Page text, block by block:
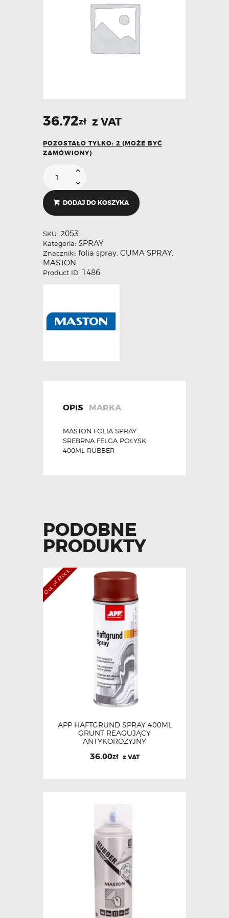
36.72zł z VAT
POZOSTAŁO TYLKO: 2 (MOŻE BYĆ
ZAMÓWIONY)
DODAJ DO KOSZYKA
SKU: 2053
Kategoria: SPRAY
Znaczniki: folia spray, GUMA SPRAY,
MASTON
Product ID: 1486
OPIS MARKA
MASTON FOLIA SPRAY
SREBRNA FELGA POŁYSK
400ML RUBBER
PODOBNE
PRODUKTY
Out of stock
APP HAFTGRUND SPRAY 400ML
GRUNT REAGUJĄCY
ANTYKOROZYJNY
36.00zł z VAT